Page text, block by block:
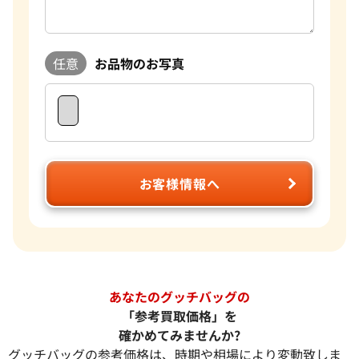
任意 お品物のお写真
お客様情報へ
あなたのグッチバッグの
「参考買取価格」を
確かめてみませんか?
グッチバッグの参考価格は、時期や相場により変動致しま